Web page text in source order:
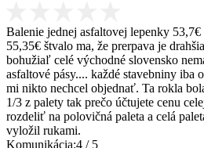
Balenie jednej asfaltovej lepenky 53,7€
55,35€ štvalo ma, že prerpava je
bohužiaľ celé východné slovensko
asfaltové pásy.... každé stavebniny iba
mi nikto nechcel objednať. Ta rokla
1/3 z palety tak prečo účtujete cenu
rozdeliť na polovičná paleta a celá
vyložil rukami.
Komunikácia:4 / 5